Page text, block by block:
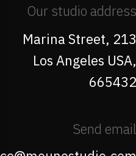
Our studio address
213 Marina Street,
Los Angeles USA,
665432
Send email